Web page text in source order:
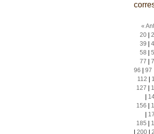
«
20|
39
58
77
96
97
112
127
156
185
200|